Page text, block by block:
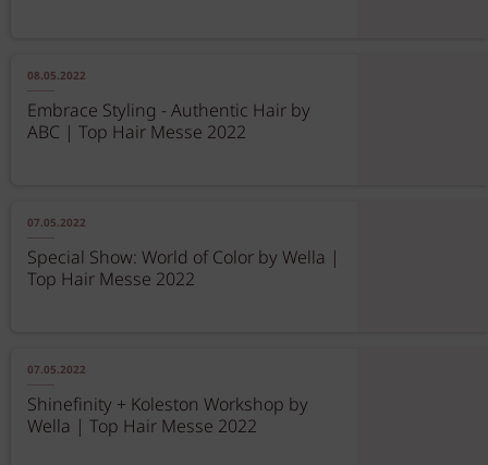
08.05.2022
Embrace Styling - Authentic Hair by
ABC | Top Hair Messe 2022
07.05.2022
Special Show: World of Color by Wella |
Top Hair Messe 2022
07.05.2022
Shinefinity + Koleston Workshop by
Wella | Top Hair Messe 2022